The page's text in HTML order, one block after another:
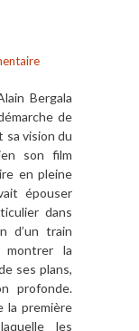
Bergala
de
sa vision du
son film
en pleine
épouser
dans
d’un train
la
ses plans,
profonde.
la première
les